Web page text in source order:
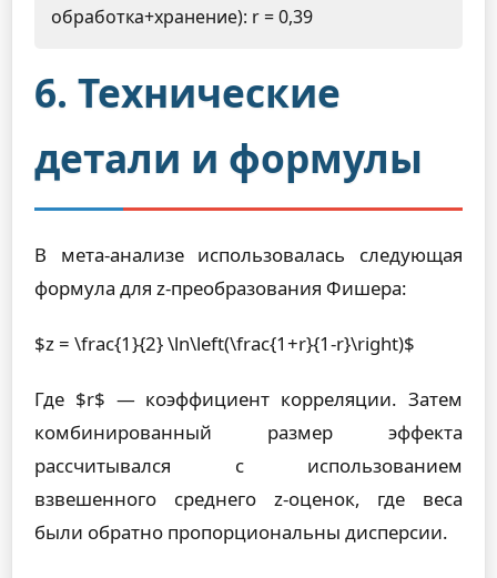
обработка+хранение): r = 0,39
6. Технические
детали и формулы
В мета-анализе использовалась следующая
формула для z-преобразования Фишера:
$z = \frac{1}{2} \ln\left(\frac{1+r}{1-r}\right)$
Где $r$ — коэффициент корреляции. Затем
комбинированный размер эффекта
рассчитывался с использованием
взвешенного среднего z-оценок, где веса
были обратно пропорциональны дисперсии.